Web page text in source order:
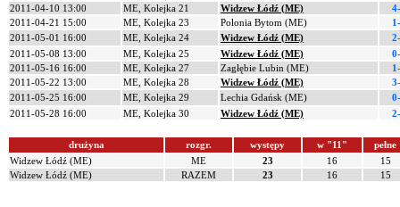
2011-04-10 13:00
ME, Kolejka 21 Widzew Łódź (ME)
2011-04-21 15:00
ME, Kolejka 23 Polonia Bytom (ME)
2011-05-01 16:00
ME, Kolejka 24 Widzew Łódź (ME)
2011-05-08 13:00
ME, Kolejka 25 Widzew Łódź (ME)
2011-05-16 16:00
ME, Kolejka 27 Zagłębie Lubin (ME)
2011-05-22 13:00
ME, Kolejka 28 Widzew Łódź (ME)
2011-05-25 16:00
ME, Kolejka 29 Lechia Gdańsk (ME)
2011-05-28 16:00
ME, Kolejka 30 Widzew Łódź (ME)
drużyna rozgr. występy w "11"
pełne
Widzew Łódź (ME)
ME 23 16
15
Widzew Łódź (ME)
RAZEM 23 16 15